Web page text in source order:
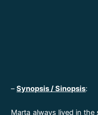
–Synopsis / Sinopsis:
Marta always lived in